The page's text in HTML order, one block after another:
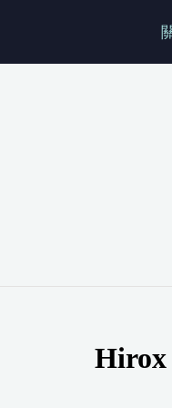
Hirox